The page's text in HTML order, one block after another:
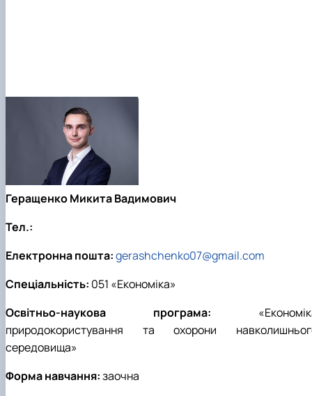
Геращенко Микита Вадимович
Тел.:
Електронна пошта:gerashchenko07@gmail.com
Спеціальність: 051 «Економіка»
Освітньо-наукова програма:
природокористування та охорони
середовища»
Форма навчання:заочна